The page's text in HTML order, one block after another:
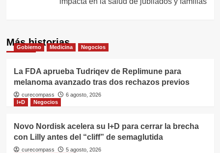
Más historias
Gobierno Medicina Negocios
La FDA aprueba Tudriqev de Replimune para
melanoma avanzado tras dos rechazos previos
curecompass
6 agosto, 2026
I+D
Negocios
Novo Nordisk acelera su I+D para cerrar la brecha
con Lilly antes del “cliff” de semaglutida
curecompass
5 agosto, 2026